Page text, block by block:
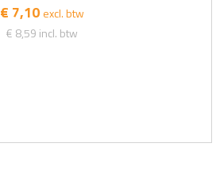
€ 7,10 excl. btw
€ 8,59 incl. btw